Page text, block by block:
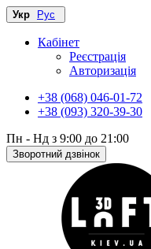
Укр Рус
Кабінет
Реєстрація
Авторизація
+38 (068) 046-01-72
+38 (093) 320-39-30
Пн - Нд з 9:00 до 21:00
Зворотний дзвінок